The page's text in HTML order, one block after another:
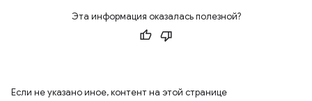
Эта информация оказалась полезной?
Если не указано иное, контент на этой странице